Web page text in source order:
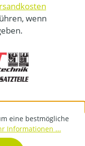
wenn
eine bestmögliche
Informationen ...